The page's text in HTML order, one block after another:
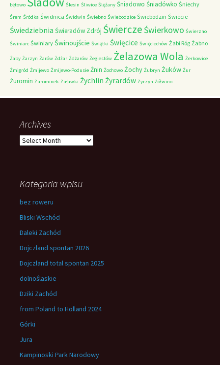
Łętowo Ślesin Śliwice Ślężany Śniadowo Śniadówko Śniechy
Śrem Śródka Świdnica Świdwin Świebno Świebodzice Świebodzin Świecie
Świedziebnia Świeradów Zdrój Świercze Świerkowo Świerzno
Świniarc Świniary Świnoujście Świątki Święcice Święciechów Żabi Róg Żabno
Żaby Żarzyn Żarów Żdżar Żdżarów Żegiestów Żelazowa Wola Żerkowice
Żmigród Żmijewo Żmijewo-Podusie Żnin Żochowo Żochy Żubryn Żuków Żur
Żuromin Żurominek Żuławki Żychlin Żyrardów Żyrzyn Żółwino
Archives
Archives
Kategoria wpisu
bez roweru
Bliski Wschód
Daleki Zachód
Dojczland spontan 2026
Dojczland total spontan 2025
dolnośląskie
Dziki Zachód
from Poland to Holland 2024
Górki
Jura
Kampinoski Park Narodowy